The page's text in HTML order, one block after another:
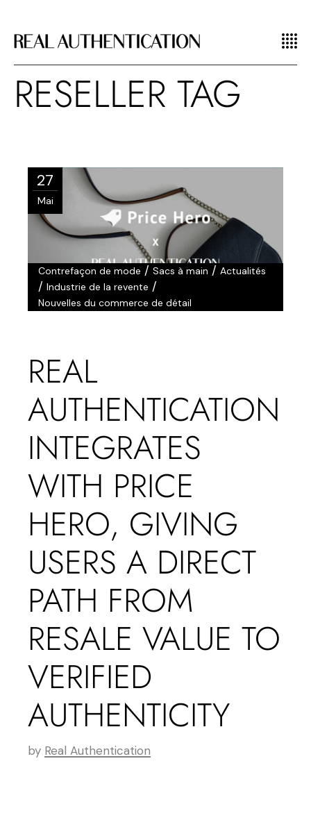
RESELLER TAG
27
Mai
Contrefaçon de mode /Sacs à main /Actualités
/Industrie de la revente /
Nouvelles du commerce de détail
REAL
AUTHENTICATION
INTEGRATES
WITH PRICE
HERO, GIVING
USERS A DIRECT
PATH FROM
RESALE VALUE TO
VERIFIED
AUTHENTICITY
by Real Authentication